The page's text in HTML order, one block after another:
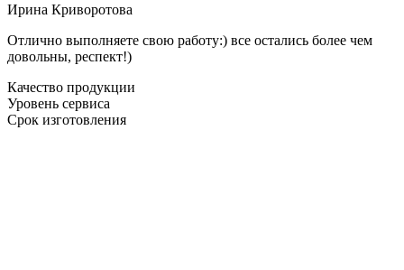
Ирина Криворотова
Отлично выполняете свою работу:) все остались более чем
довольны, респект!)
Качество продукции
Уровень сервиса
Срок изготовления